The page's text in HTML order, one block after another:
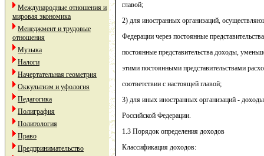
Международные отношения и
мировая экономика
Менеджмент и трудовые
отношения
Музыка
Налоги
Начертательная геометрия
Оккультизм и уфология
Педагогика
Полиграфия
Политология
Право
Предпринимательство
главой;
2) для иностранных организаций,
Федерации через постоянные
постоянные представительства доходы,
этими постоянными представительствами
соответствии с настоящей главой;
3) для иных иностранных организаций -
Российской Федерации.
1.3 Порядок определения доходов
Классификация доходов: